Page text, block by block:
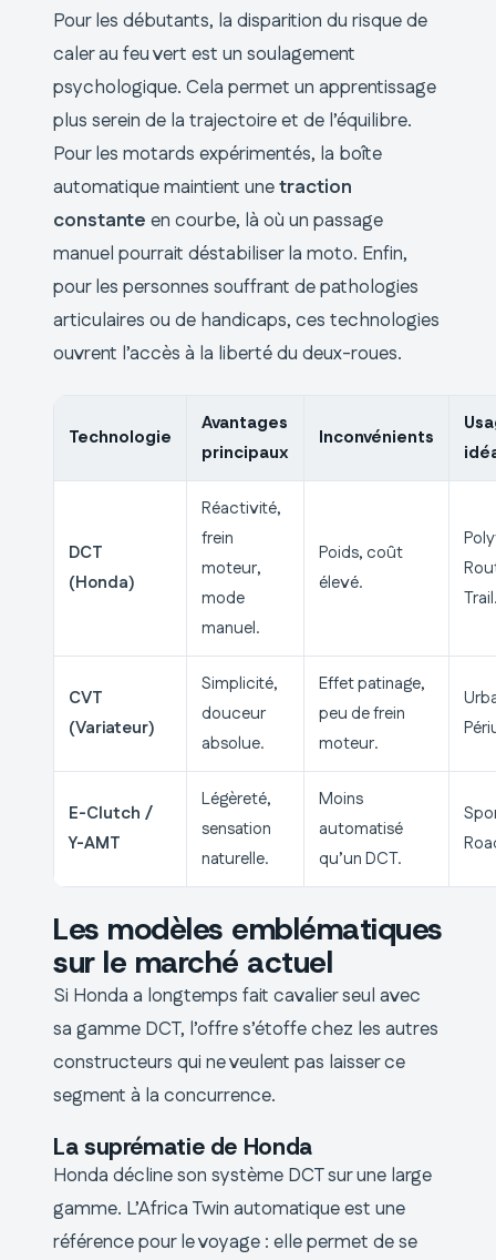
Pour les débutants, la disparition du risque de
caler au feu vert est un soulagement
psychologique. Cela permet un apprentissage
plus serein de la trajectoire et de l’équilibre.
Pour les motards expérimentés, la boîte
automatique maintient unetraction
constante en courbe, là où un passage
manuel pourrait déstabiliser la moto. Enfin,
pour les personnes souffrant de pathologies
articulaires ou de handicaps, ces technologies
ouvrent l’accès à la liberté du deux-roues.
Technologie
Avantages
principaux
Inconvénients
DCT
(Honda)
Réactivité,
frein
moteur,
mode
manuel.
Poids, coût
élevé.
CVT
(Variateur)
Simplicité,
douceur
absolue.
Effet patinage,
peu de frein
moteur.
E-Clutch /
Y-AMT
Légèreté,
sensation
naturelle.
Moins
automatisé
qu’un DCT.
Les modèles emblématiques
sur le marché actuel
Si Honda a longtemps fait cavalier seul avec
sa gamme DCT, l’offre s’étoffe chez les autres
constructeurs qui ne veulent pas laisser ce
segment à la concurrence.
La suprématie de Honda
Honda décline son système DCT sur une large
gamme. L’Africa Twin automatique est une
référence pour le voyage : elle permet de se